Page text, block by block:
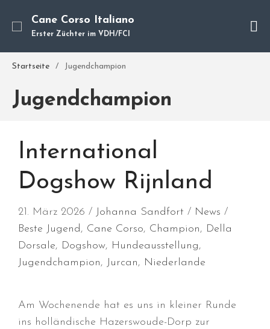
Unsere Hunde
Hundetraining
Über mich
Kontakt
Cane Corso Italiano
Erster Züchter im VDH/FCI
Startseite / Jugendchampion
Jugendchampion
International
Dogshow Rijnland
21. März 2026 Johanna Sandfort
News
Beste Jugend, Cane Corso, Champion, Della
Dorsale, Dogshow, Hundeausstellung,
Jugendchampion, Jurcan, Niederlande
Am Wochenende hat es uns in kleiner Runde
ins holländische Hazerswoude-Dorp zur